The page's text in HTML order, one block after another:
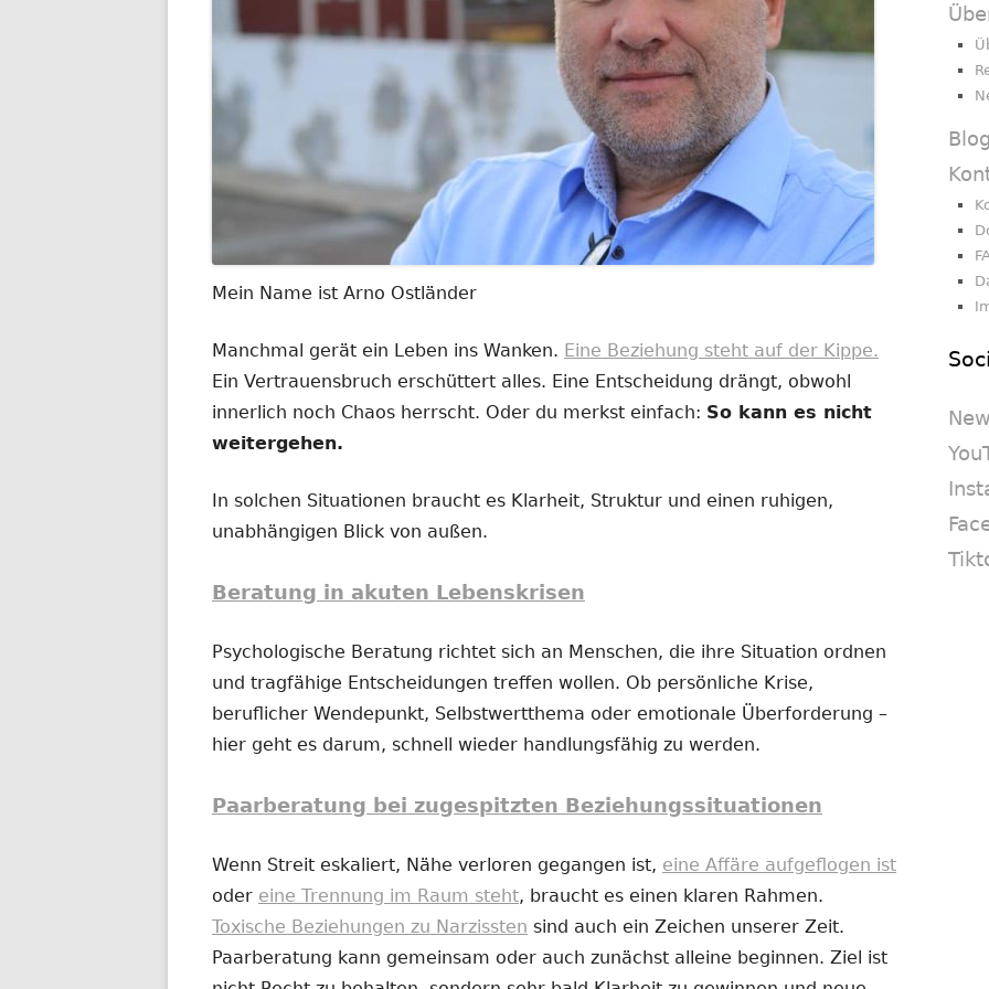
Mein Name ist Arno Ostländer
Manchmal gerät ein Leben ins Wanken. Eine Beziehung steht auf der Kippe.
Ein Vertrauensbruch erschüttert alles. Eine Entscheidung drängt, obwohl
innerlich noch Chaos herrscht. Oder du merkst einfach: So kann es nicht
weitergehen.
In solchen Situationen braucht es Klarheit, Struktur und einen ruhigen,
unabhängigen Blick von außen.
Beratung in akuten Lebenskrisen
Psychologische Beratung richtet sich an Menschen, die ihre Situation ordnen
und tragfähige Entscheidungen treffen wollen. Ob persönliche Krise,
beruflicher Wendepunkt, Selbstwertthema oder emotionale Überforderung –
hier geht es darum, schnell wieder handlungsfähig zu werden.
Paarberatung bei zugespitzten Beziehungssituationen
Wenn Streit eskaliert, Nähe verloren gegangen ist, eine Affäre aufgeflogen ist
oder eine Trennung im Raum steht, braucht es einen klaren Rahmen.
Toxische Beziehungen zu Narzissten sind auch ein Zeichen unserer Zeit.
Paarberatung kann gemeinsam oder auch zunächst alleine beginnen. Ziel ist
Blog